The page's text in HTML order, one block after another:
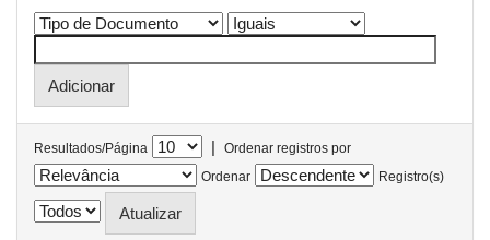
Resultados/Página |
Ordenar registros por
Ordenar
Registro(s)